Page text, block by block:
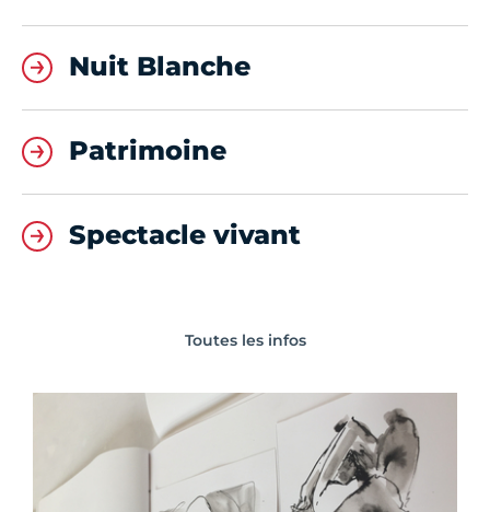
Nuit Blanche
Patrimoine
Spectacle vivant
Toutes les infos